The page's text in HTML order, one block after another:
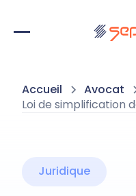
Accueil Avocat
Loi de simplification
Juridique